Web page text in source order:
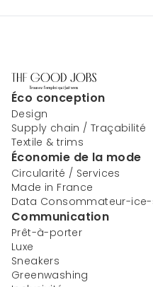
Éco conception
Design
Supply chain / Traçabilité
Textile & trims
Économie de la mode
Circularité / Services
Made in France
Data Consommateur-
Communication
Prêt-à-porter
Luxe
Sneakers
Greenwashing